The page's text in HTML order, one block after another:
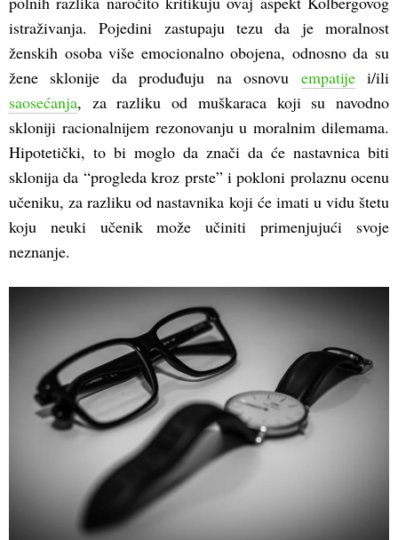
istraživanja. Pojedini zastupaju tezu da je moralnost
ženskih osoba više emocionalno obojena, odnosno da su
žene sklonije da produđuju na osnovu empatijei/ili
saosećanja, za razliku od muškaraca koji su navodno
skloniji racionalnijem rezonovanju u moralnim dilemama.
Hipotetički, to bi moglo da znači da će nastavnica biti
sklonija da “progleda kroz prste” i pokloni prolaznu ocenu
učeniku, za razliku od nastavnika koji će imati u vidu štetu
koju neuki učenik može učiniti primenjujući svoje
neznanje.